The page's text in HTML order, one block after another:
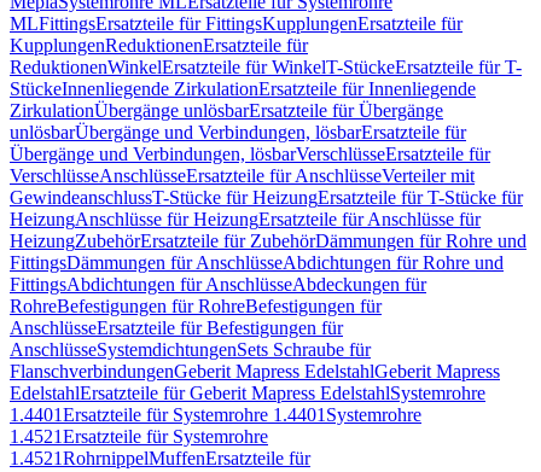
MLFittingsErsatzteile für FittingsKupplungenErsatzteile für
KupplungenReduktionenErsatzteile für
ReduktionenWinkelErsatzteile für WinkelT-StückeErsatzteile für T-
StückeInnenliegende ZirkulationErsatzteile für Innenliegende
ZirkulationÜbergänge unlösbarErsatzteile für Übergänge
unlösbarÜbergänge und Verbindungen, lösbarErsatzteile für
Übergänge und Verbindungen, lösbarVerschlüsseErsatzteile für
VerschlüsseAnschlüsseErsatzteile für AnschlüsseVerteiler mit
GewindeanschlussT-Stücke für HeizungErsatzteile für T-Stücke für
HeizungAnschlüsse für HeizungErsatzteile für Anschlüsse für
HeizungZubehörErsatzteile für ZubehörDämmungen für Rohre und
FittingsDämmungen für AnschlüsseAbdichtungen für Rohre und
FittingsAbdichtungen für AnschlüsseAbdeckungen für
RohreBefestigungen für RohreBefestigungen für
AnschlüsseErsatzteile für Befestigungen für
AnschlüsseSystemdichtungenSets Schraube für
FlanschverbindungenGeberit Mapress EdelstahlGeberit Mapress
EdelstahlErsatzteile für Geberit Mapress EdelstahlSystemrohre
1.4401Ersatzteile für Systemrohre 1.4401 Systemrohre
1.4521Ersatzteile für Systemrohre
1.4521RohrnippelMuffenErsatzteile für